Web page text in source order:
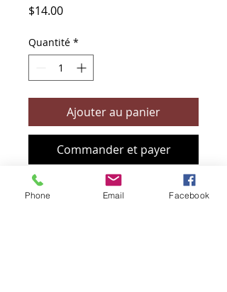
$14.00Prix
Quantité *
Ajouter au panier
Commander et payer
Phone Email Facebook